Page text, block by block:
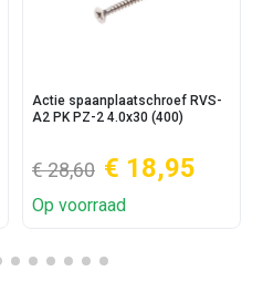
Actie spaanplaatschroef RVS-
A2 PK PZ-2 4.0x30 (400)
€ 28,60 € 18,95
Op voorraad